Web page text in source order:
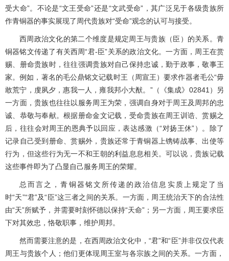
受大命”。不论是“文王受命”还是“文武受命”，其广泛见于各级贵族所
作青铜器的事实展现了周代贵族对“受命”观念的认可与接受。
西周政治文化的第二个维度是规定周王与贵族（臣）的关系。青
铜器铭文传递了有关西周“君-臣”关系的政治文化。一方面，周王在赏
赐、册命贵族时，往往强调贵族对自己保持忠诚，勤于政事，敬事王
家。例如，著名的毛公鼎铭文记载时王（周宣王）要求作器者毛公“毋
敢荒宁，虔夙夕，惠我一人，雍我邦小大猷。”（《集成》02841）另
一方面，贵族也往往以服务周王为荣，强调自身对于周王及周邦的忠
诚、恭敬与奉献。根据册命金文记载，受命贵族在周王训诰、赏赐之
后，往往会对周王的恩典予以回应，表达感激（“对扬王休”）。除了
记录自己受到册命、赏赐外，贵族还常于青铜器上镌铸战事、出使等
行为，但这些行为无一不和王朝的利益息息相关。可以说，贵族记载
这些事件即为了凸显自己服务周王的荣耀。
总而言之，青铜器铭文所传递的政治信息实质上规定了当
时“天”“君”及“臣”这三者之间的关系。一方面，周王统治天下的合法性
由“天”所赋予，并需要时刻怀德以保持“天命”；另一方面，周王要求臣
下对其效忠，恪敬职事，维护周邦。
然而需要注意的是，在西周政治文化中，“君”和“臣”并非仅仅代表
周王与贵族个人；他们更体现周王室与各宗族之间的关系。一方面，